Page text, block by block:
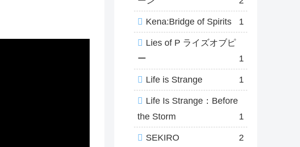
Kena:Bridge of Spirits 1
Lies of P ライズオブピ
ー
1
Life is Strange 1
Life Is Strange：Before
the Storm
1
SEKIRO 2